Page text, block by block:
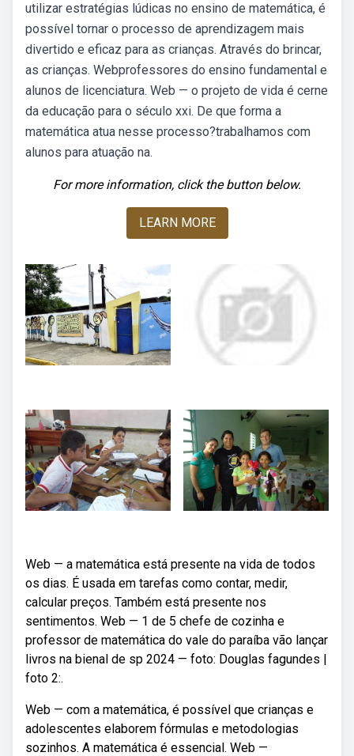
utilizar estratégias lúdicas no ensino de matemática, é
possível tornar o processo de aprendizagem mais
divertido e eficaz para as crianças. Através do brincar,
as crianças. Webprofessores do ensino fundamental e
alunos de licenciatura. Web — o projeto de vida é cerne
da educação para o século xxi. De que forma a
matemática atua nesse processo?trabalhamos com
alunos para atuação na.
For more information, click the button below.
LEARN MORE
Web — a matemática está presente na vida de todos
os dias. É usada em tarefas como contar, medir,
calcular preços. Também está presente nos
sentimentos. Web — 1 de 5 chefe de cozinha e
professor de matemática do vale do paraíba vão lançar
livros na bienal de sp 2024 — foto: Douglas fagundes |
foto 2:.
Web — com a matemática, é possível que crianças e
adolescentes elaborem fórmulas e metodologias
sozinhos. A matemática é essencial. Web —